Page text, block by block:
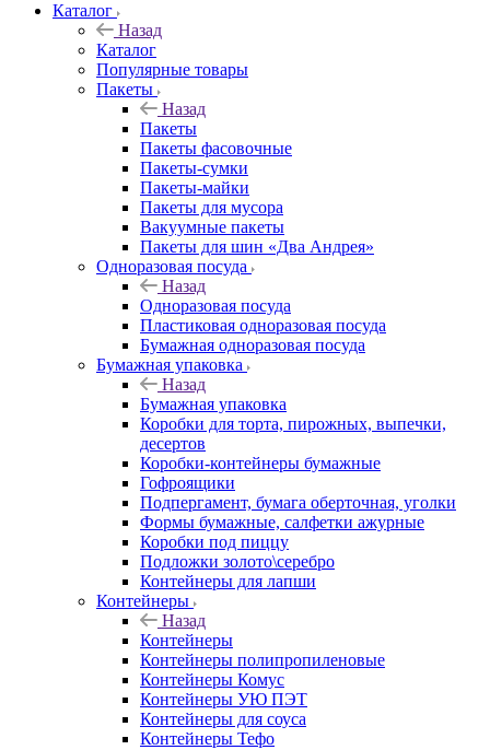
Каталог
Назад
Каталог
Популярные товары
Пакеты
Назад
Пакеты
Пакеты фасовочные
Пакеты-сумки
Пакеты-майки
Пакеты для мусора
Вакуумные пакеты
Пакеты для шин «Два Андрея»
Одноразовая посуда
Назад
Одноразовая посуда
Пластиковая одноразовая посуда
Бумажная одноразовая посуда
Бумажная упаковка
Назад
Бумажная упаковка
Коробки для торта, пирожных, выпечки,
десертов
Коробки-контейнеры бумажные
Гофроящики
Подпергамент, бумага оберточная, уголки
Формы бумажные, салфетки ажурные
Коробки под пиццу
Подложки золото\серебро
Контейнеры для лапши
Контейнеры
Назад
Контейнеры
Контейнеры полипропиленовые
Контейнеры Комус
Контейнеры УЮ ПЭТ
Контейнеры для соуса
Контейнеры Тефо